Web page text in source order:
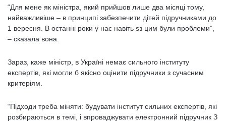
“Для мене як міністра, який прийшов лише два місяці тому,
найважливіше – в принципі забезпечити дітей підручниками до
1 вересня. В останні роки у нас навіть sз цим були проблеми”,
– сказала вона.
Зараз, каже міністр, в Україні немає сильного інституту
експертів, які могли б якісно оцінити підручники з сучасним
критеріям.
“Підходи треба міняти: будувати інститут сильних експертів, які
розбираються в темі, і впроваджувати електронний підручник З